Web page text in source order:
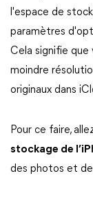
l'espace de
paramètres
Cela signifie que
moindre
originaux dans
Pour ce faire,
stockage de
des photos et